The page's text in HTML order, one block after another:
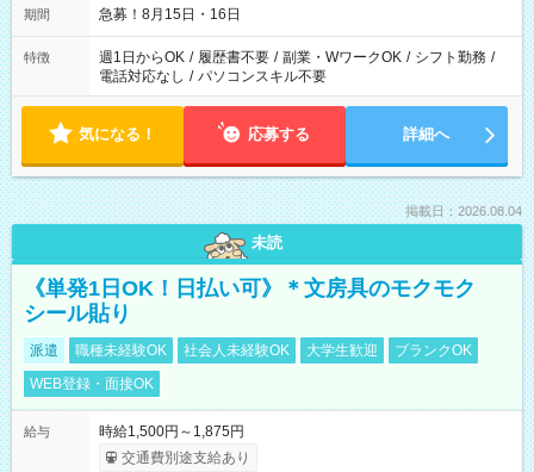
期間 急募！8月15日・16日
特徴 週1日からOK / 履歴書不要 / 副業・WワークOK / シフト勤務 /
電話対応なし / パソコンスキル不要
気になる！ 応募する 詳細へ
掲載日：2026.08.04
未読
《単発1日OK！日払い可》＊文房具のモクモク
シール貼り
派遣 職種未経験OK 社会人未経験OK 大学生歓迎
ブランクOK
WEB登録・面接OK
給与
時給1,500円～1,875円
交通費別途支給あり